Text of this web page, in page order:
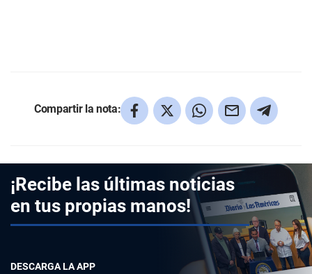
Compartir la nota:
¡Recibe las últimas noticias
en tus propias manos!
DESCARGA LA APP